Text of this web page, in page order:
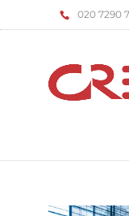
‌020 7290